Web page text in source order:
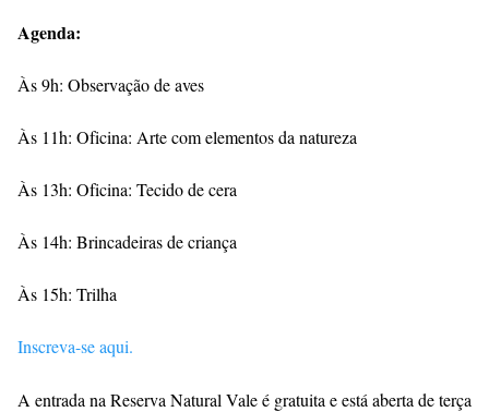
Agenda:
Às 9h: Observação de aves
Às 11h: Oficina: Arte com elementos da natureza
Às 13h: Oficina: Tecido de cera
Às 14h: Brincadeiras de criança
Às 15h: Trilha
Inscreva-se aqui.
A entrada na Reserva Natural Vale é gratuita e está aberta de terça